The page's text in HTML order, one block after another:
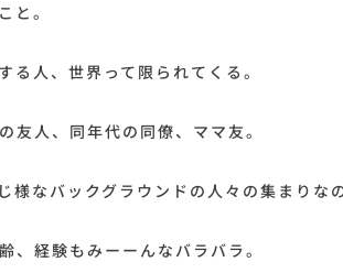
と。
る人、世界って限られてくる。
友人、同年代の同僚、ママ友。
様なバックグラウンドの人々の集まりな
、経験もみーーんなバラバラ。